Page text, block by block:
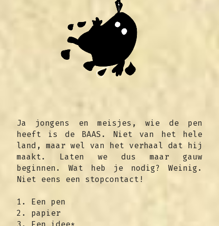
Ja jongens en meisjes, wie de pen
heeft is de BAAS. Niet van het hele
land, maar wel van het verhaal dat hij
maakt. Laten we dus maar gauw
beginnen. Wat heb je nodig? Weinig.
Niet eens een stopcontact!
1. Een pen
2. papier
3. Een idee*